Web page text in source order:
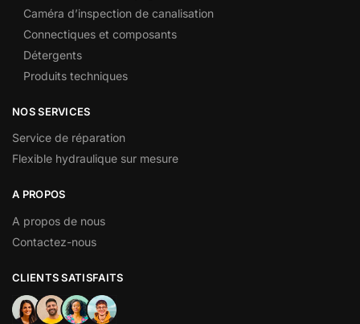
Caméra d’inspection de canalisation
Connectiques et composants
Détergents
Produits techniques
NOS SERVICES
Service de réparation
Flexible hydraulique sur mesure
A PROPOS
A propos de nous
Contactez-nous
CLIENTS SATISFAITS